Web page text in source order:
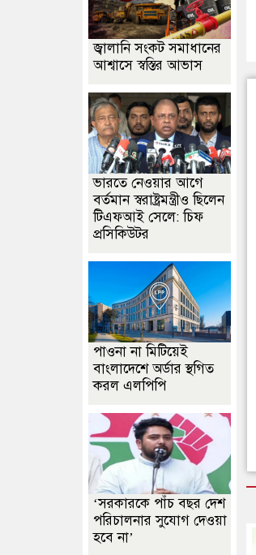
জ্বালানি সংকট সমাধানের
আশ্বাসে স্বস্তির আভাস
ভারতে নেওয়ার আগে
বর্তমান স্বরাষ্ট্রমন্ত্রীও ছিলেন
টিএফআই সেলে: চিফ
প্রসিকিউটর
পাওনা না মিটিয়েই
বাংলাদেশে অর্ডার স্থগিত
করল এলপিপি
‘সরকারকে পাঁচ বছর দেশ
পরিচালনার সুযোগ দেওয়া
হবে না’